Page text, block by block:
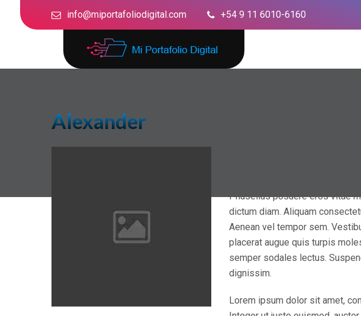
info@miportafoliodigital.com +54 9 11 6010-6160
Alexander
Phasellus posuere eros vitae
dictum diam. Aliquam
Aenean vel tempor sem.
placerat augue quis turpis
semper sodales lectus.
dignissim.
Lorem ipsum dolor sit amet,